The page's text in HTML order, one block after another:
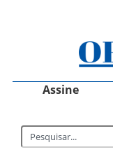
Assine